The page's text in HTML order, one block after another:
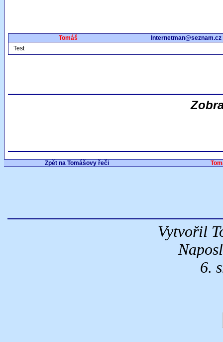
Tomáš
Internetman@seznam.cz
Test
Zpět na Tomášovy řeči
Vytvořil
6.